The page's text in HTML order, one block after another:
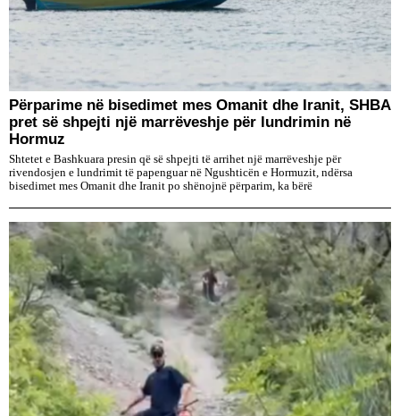
Përparime në bisedimet mes Omanit dhe Iranit, SHBA
pret së shpejti një marrëveshje për lundrimin në
Hormuz
Shtetet e Bashkuara presin që së shpejti të arrihet një marrëveshje për
rivendosjen e lundrimit të papenguar në Ngushticën e Hormuzit, ndërsa
bisedimet mes Omanit dhe Iranit po shënojnë përparim, ka bërë